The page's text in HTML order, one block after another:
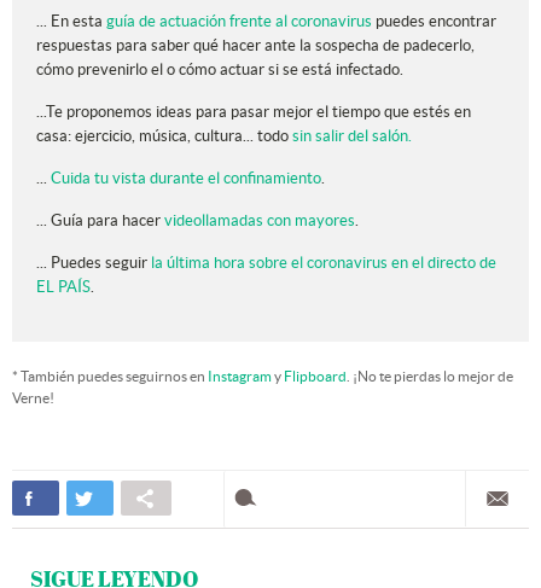
... En esta guía de actuación frente al coronavirus puedes encontrar
respuestas para saber qué hacer ante la sospecha de padecerlo,
cómo prevenirlo el o cómo actuar si se está infectado.
...Te proponemos ideas para pasar mejor el tiempo que estés en
casa: ejercicio, música, cultura... todo sin salir del salón.
Cuida tu vista durante el confinamiento
... Guía para hacer videollamadas con mayores
... Puedes seguir la última hora sobre el coronavirus en el directo de
EL PAÍS
* También puedes seguirnos en Instagramy Flipboard . ¡No te pierdas lo mejor de
Verne!
SIGUE LEYENDO